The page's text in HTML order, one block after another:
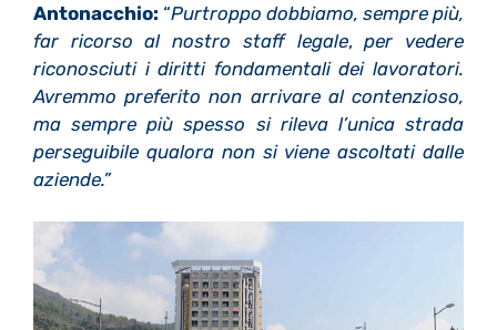
Antonacchio: “Purtroppo dobbiamo, sempre più,
far ricorso al nostro staff legale,per vedere
riconosciuti i diritti fondamentali dei lavoratori.
Avremmo preferito non arrivare al contenzioso,
ma sempre più spesso si rileva l’unica strada
perseguibile qualora non si viene ascoltati dalle
aziende.”